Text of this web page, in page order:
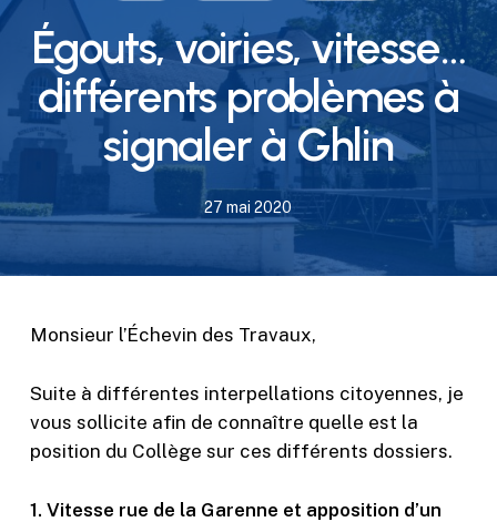
Égouts, voiries, vitesse…
différents problèmes à
signaler à Ghlin
27 mai 2020
Monsieur l’Échevin des Travaux,
Suite à différentes interpellations citoyennes, je
vous sollicite afin de connaître quelle est la
position du Collège sur ces différents dossiers.
1. Vitesse rue de la Garenne et apposition d’un